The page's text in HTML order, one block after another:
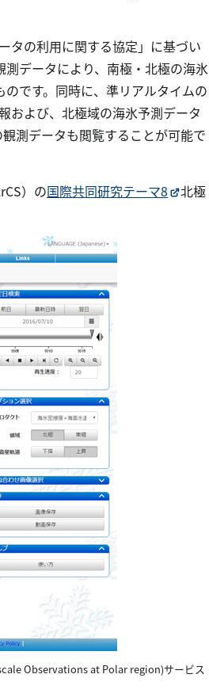
タの利用に関する協定」に基づい
データにより、南極・北極の海氷
です。同時に、準リアルタイムの
および、北極域の海氷予測データ
測データも閲覧することが可能で
）の国際共同研究テーマ8
北極
Observations at Polar region)サービス